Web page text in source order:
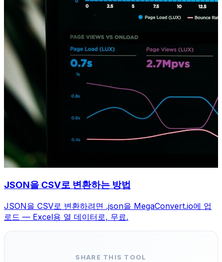
JSON을 CSV로 변환하는 방법
JSON을 CSV로 변환하려면 .json을 MegaConvert.io에 업
로드 — Excel용 열 데이터로, 무료.
SHARE THIS TOOL